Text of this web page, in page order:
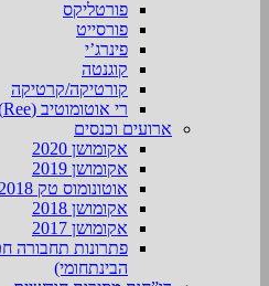
פורטליקס
פורסייט
פינרג’י
קוגנטה
קורטיקה/קרטיקה
רי אוטומוטיב (Ree)
ארועים וכנסים
אקומושן 2020
אקומושן 2019
אוטונומוס טק 2018
אקומושן 2018
אקומושן 2017
פתרונות תחבורה
הבינתחומי)